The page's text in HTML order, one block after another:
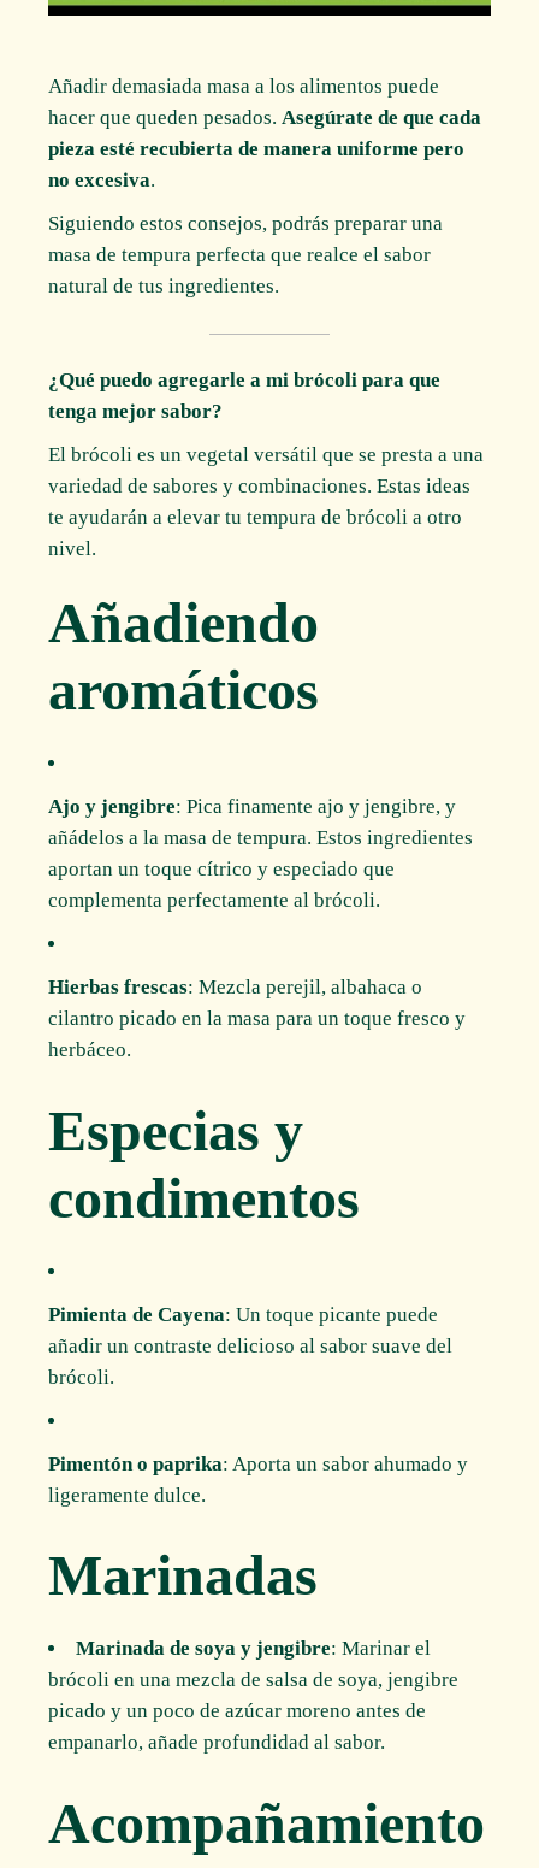
Añadir demasiada masa a los alimentos puede
hacer que queden pesados.Asegúrate de que cada
pieza esté recubierta de manera uniforme pero
no excesiva.
Siguiendo estos consejos, podrás preparar una
masa de tempura perfecta que realce el sabor
natural de tus ingredientes.
¿Qué puedo agregarle a mi brócoli para que
tenga mejor sabor?
El brócoli es un vegetal versátil que se presta a una
variedad de sabores y combinaciones. Estas ideas
te ayudarán a elevar tu tempura de brócoli a otro
nivel.
Añadiendo
aromáticos
Ajo y jengibre: Pica finamente ajo y jengibre, y
añádelos a la masa de tempura. Estos ingredientes
aportan un toque cítrico y especiado que
complementa perfectamente al brócoli.
Hierbas frescas: Mezcla perejil, albahaca o
cilantro picado en la masa para un toque fresco y
herbáceo.
Especias y
condimentos
Pimienta de Cayena: Un toque picante puede
añadir un contraste delicioso al sabor suave del
brócoli.
Pimentón o paprika: Aporta un sabor ahumado y
ligeramente dulce.
Marinadas
Marinada de soya y jengibre: Marinar el
brócoli en una mezcla de salsa de soya, jengibre
picado y un poco de azúcar moreno antes de
empanarlo, añade profundidad al sabor.
Acompañamiento